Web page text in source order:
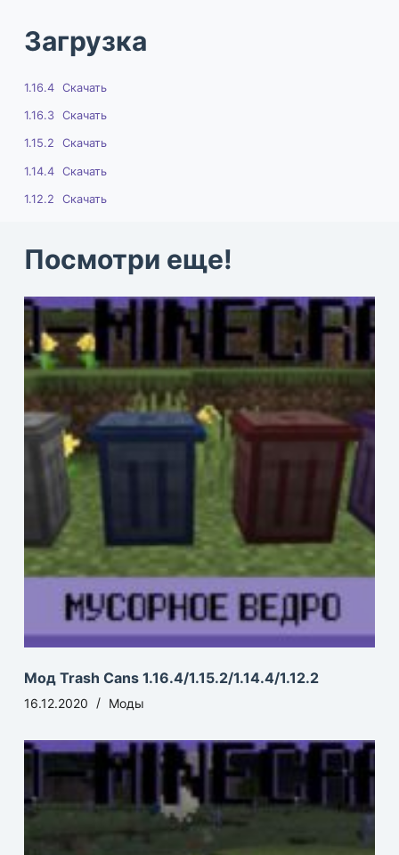
Загрузка
1.16.4 Скачать
1.16.3 Скачать
1.15.2 Скачать
1.14.4 Скачать
1.12.2 Скачать
Посмотри еще!
Мод Trash Cans 1.16.4/1.15.2/1.14.4/1.12.2
16.12.2020 Моды